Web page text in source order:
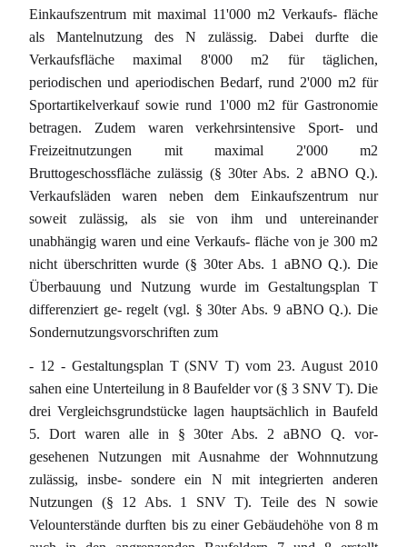
Einkaufszentrum mit maximal 11'000 m2 Verkaufs- fläche
als Mantelnutzung des N zulässig. Dabei durfte die
Verkaufsfläche maximal 8'000 m2 für täglichen,
periodischen und aperiodischen Bedarf, rund 2'000 m2 für
Sportartikelverkauf sowie rund 1'000 m2 für Gastronomie
betragen. Zudem waren verkehrsintensive Sport- und
Freizeitnutzungen mit maximal 2'000 m2
Bruttogeschossfläche zulässig (§ 30ter Abs. 2 aBNO Q.).
Verkaufsläden waren neben dem Einkaufszentrum nur
soweit zulässig, als sie von ihm und untereinander
unabhängig waren und eine Verkaufs- fläche von je 300 m2
nicht überschritten wurde (§ 30ter Abs. 1 aBNO Q.). Die
Überbauung und Nutzung wurde im Gestaltungsplan T
differenziert ge- regelt (vgl. § 30ter Abs. 9 aBNO Q.). Die
Sondernutzungsvorschriften zum
- 12 - Gestaltungsplan T (SNV T) vom 23. August 2010
sahen eine Unterteilung in 8 Baufelder vor (§ 3 SNV T). Die
drei Vergleichsgrundstücke lagen hauptsächlich in Baufeld
5. Dort waren alle in § 30ter Abs. 2 aBNO Q. vor-
gesehenen Nutzungen mit Ausnahme der Wohnnutzung
zulässig, insbe- sondere ein N mit integrierten anderen
Nutzungen (§ 12 Abs. 1 SNV T). Teile des N sowie
Velounterstände durften bis zu einer Gebäudehöhe von 8 m